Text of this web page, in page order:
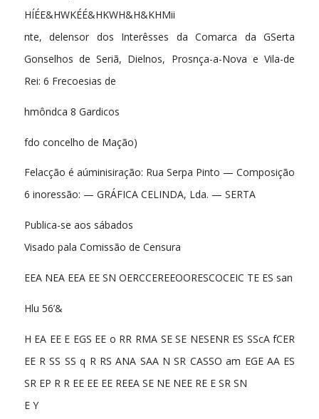
HÍÉE&HWKÉÉ&HKWH&H&KHMii
nte, delensor dos Interêsses da Comarca da GSerta
Gonselhos de Seriã, Dielnos, Prosnça-a-Nova e Vila-de
Rei: 6 Frecoesias de
hmôndca 8 Gardicos
fdo concelho de Mação)
Felacção é aúminisiração: Rua Serpa Pinto — Composição
6 inoressão: — GRÁFICA CELINDA, Lda. — SERTA
Publica-se aos sábados
Visado pala Comissão de Censura
EEA NEA EEA EE SN OERCCEREEOORESCOCEIC TE ES san
Hlu 56’&
H EA EE E EGS EE o RR RMA SE SE NESENR ES SScA fCER
EE R SS SS q R RS ANA SAA N SR CASSO am EGE AA ES
SR EP R R EE EE EE REEA SE NE NEE RE E SR SN
E Y